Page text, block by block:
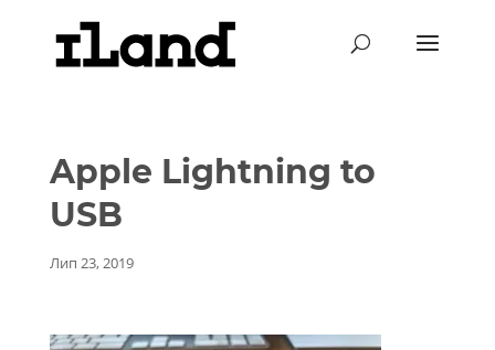
Apple Lightning to
USB
Лип 23, 2019